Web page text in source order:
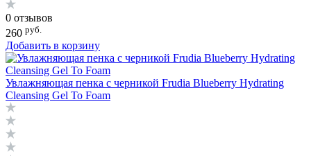
0 отзывов
260 руб.
Добавить в корзину
Увлажняющая пенка с черникой Frudia Blueberry Hydrating
Cleansing Gel To Foam